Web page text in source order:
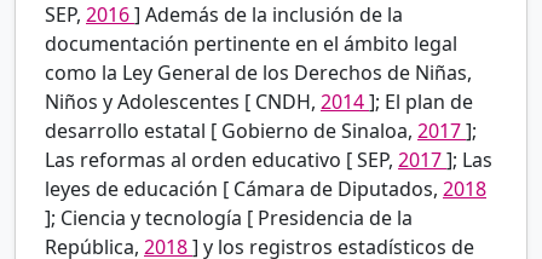
SEP, 2016] Además de la inclusión de la
documentación pertinente en el ámbito legal
como la Ley General de los Derechos de Niñas,
Niños y Adolescentes [ CNDH, 2014]; El plan de
desarrollo estatal [ Gobierno de Sinaloa, 2017];
Las reformas al orden educativo [SEP, 2017]; Las
leyes de educación [ Cámara de Diputados, 2018
]; Ciencia y tecnología [ Presidencia de la
República, 2018] y los registros estadísticos de